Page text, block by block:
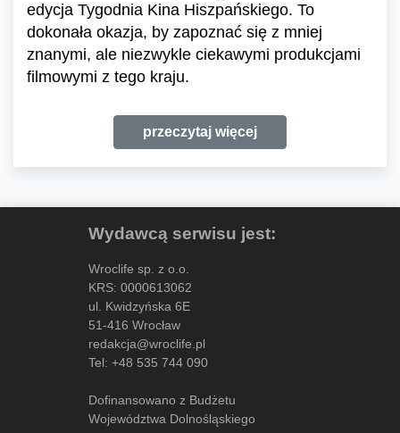
edycja Tygodnia Kina Hiszpańskiego. To
dokonała okazja, by zapoznać się z mniej
znanymi, ale niezwykle ciekawymi produkcjami
filmowymi z tego kraju.
przeczytaj więcej
Wydawcą serwisu jest:
Wroclife sp. z o.o.
KRS: 0000613062
ul. Kwidzyńska 6E
51-416 Wrocław
redakcja@wroclife.pl
Tel: +48 535 744 090
Dofinansowano z Budżetu
Województwa Dolnośląskiego